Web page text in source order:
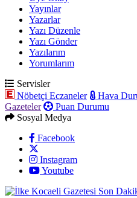
Yayınlar
Yazarlar
Yazı Düzenle
Yazı Gönder
Yazılarım
Yorumlarım
Servisler
Nöbetçi Eczaneler
Hava
Gazeteler
Puan Durumu
Sosyal Medya
Facebook
Instagram
Youtube